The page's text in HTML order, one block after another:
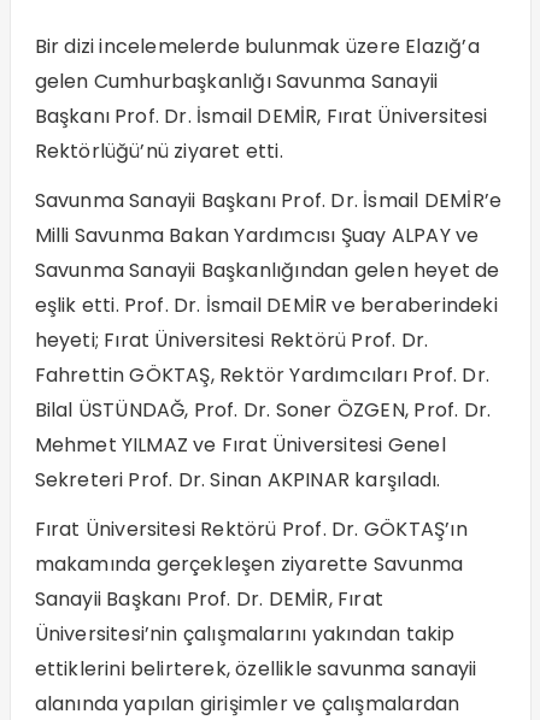
Bir dizi incelemelerde bulunmak üzere Elazığ’a
gelen Cumhurbaşkanlığı Savunma Sanayii
Başkanı Prof. Dr. İsmail DEMİR, Fırat Üniversitesi
Rektörlüğü’nü ziyaret etti.
Savunma Sanayii Başkanı Prof. Dr. İsmail DEMİR’e
Milli Savunma Bakan Yardımcısı Şuay ALPAY ve
Savunma Sanayii Başkanlığından gelen heyet de
eşlik etti. Prof. Dr. İsmail DEMİR ve beraberindeki
heyeti; Fırat Üniversitesi Rektörü Prof. Dr.
Fahrettin GÖKTAŞ, Rektör Yardımcıları Prof. Dr.
Bilal ÜSTÜNDAĞ, Prof. Dr. Soner ÖZGEN, Prof. Dr.
Mehmet YILMAZ ve Fırat Üniversitesi Genel
Sekreteri Prof. Dr. Sinan AKPINAR karşıladı.
Fırat Üniversitesi Rektörü Prof. Dr. GÖKTAŞ’ın
makamında gerçekleşen ziyarette Savunma
Sanayii Başkanı Prof. Dr. DEMİR, Fırat
Üniversitesi’nin çalışmalarını yakından takip
ettiklerini belirterek, özellikle savunma sanayii
alanında yapılan girişimler ve çalışmalardan